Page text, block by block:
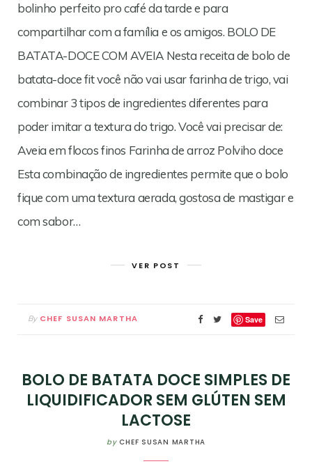
bolinho perfeito pro café da tarde e para
compartilhar com a família e os amigos. BOLO DE
BATATA-DOCE COM AVEIA Nesta receita de bolo de
batata-doce fit você não vai usar farinha de trigo, vai
combinar 3 tipos de ingredientes diferentes para
poder imitar a textura do trigo. Você vai precisar de:
Aveia em flocos finos Farinha de arroz Polviho doce
Esta combinação de ingredientes permite que o bolo
fique com uma textura aerada, gostosa de mastigar e
com sabor…
VER POST
By CHEF SUSAN MARTHA Save
BOLO DE BATATA DOCE SIMPLES DE
LIQUIDIFICADOR SEM GLÚTEN SEM
LACTOSE
by CHEF SUSAN MARTHA